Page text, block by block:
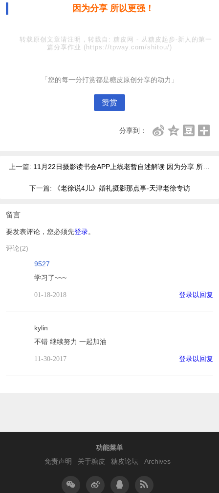
因为分享 所以更强！
转载原创文章请注明，转载自: 糖皮网 - 从糖皮起步-新人的第一
篇分享作业 (https://tpway.com/shitou/)
「您的每一分打赏都是糖皮原创分享的动力」
赞赏
分享到：
上一篇: 11月22日摄影读书会APP上线老暂自述解读 因为分享 所以更强
下一篇: 《老徐说4儿》婚礼摄影那点事-天津老徐专访
留言
要发表评论，您必须先登录。
评论(2)
9527
学习了~~~
01-18-2018 登录以回复
kylin
不错 继续努力 一起加油
11-30-2017 登录以回复
功能菜单
免责声明
关于糖皮 糖皮论坛 Archives